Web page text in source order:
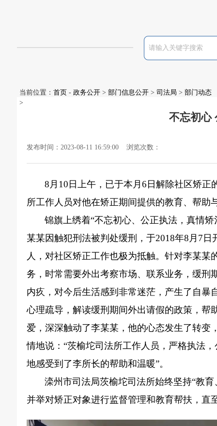
当前位置： 首页 - 政务公开 > 部门信息公开 > 司法局 > 部门动态
>
不忘初心
发布时间：2023-08-11 16:59:00 浏览次数：
8月10日上午，已于本月6日解除社区矫
所工作人员对他在矫正期间提供的教育、帮助
锦旗上绣着“不忘初心、公正执法，真情
某某因触犯刑法被判处缓刑，于2018年8月7
人，对社区矫正工作也极为抵触。针对李某
务，时常需要外出考察市场、联系业务，缓刑
内疚，对今后生活感到非常迷茫，产生了自
心理疏导，解读缓刑期间外出请假的政策，帮
爱，深深触动了李某某，他的心态发生了转
情地说：“茨榆坨司法所工作人员，严格执法
地感受到了李所长的帮助和温暖”。
滦州市司法局茨榆坨司法所始终坚持“教
并举对矫正对象进行监督管理和教育帮扶，